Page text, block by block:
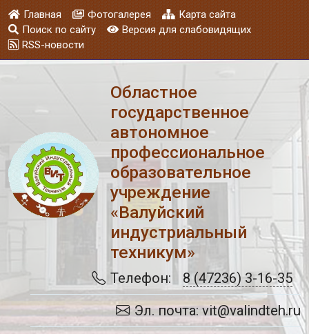
Главная Фотогалерея
Карта сайта
Поиск по сайту
Версия для слабовидящих
RSS-новости
Областное
государственное
автономное
профессиональное
образовательное
учреждение
«Валуйский
индустриальный
техникум»
Телефон:
8 (47236) 3-16-35
Эл. почта: vit@valindteh.ru